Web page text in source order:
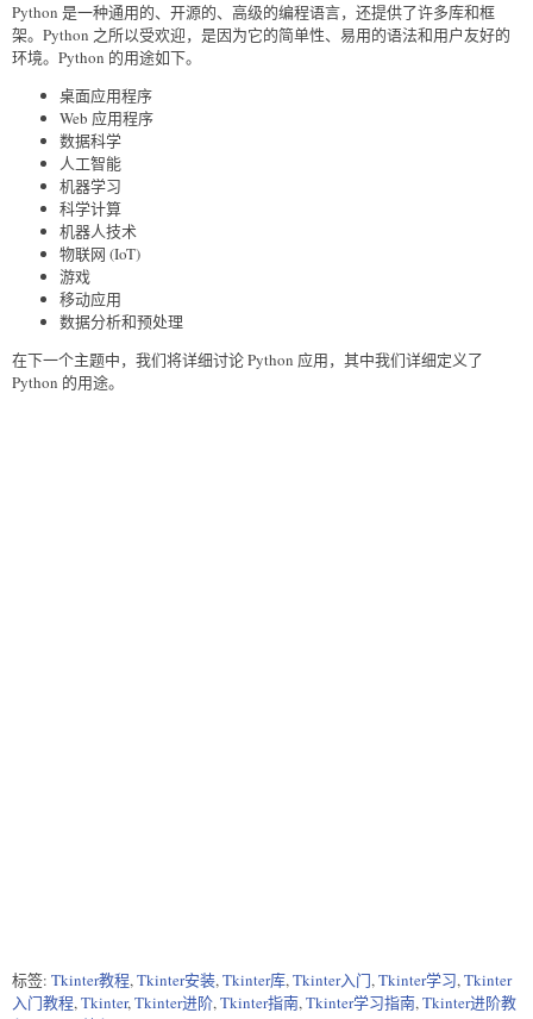
Python 是一种通用的、开源的、高级的编程语言，还提供了许多库和框
架。Python 之所以受欢迎，是因为它的简单性、易用的语法和用户友好的
环境。Python 的用途如下。
桌面应用程序
Web 应用程序
数据科学
人工智能
机器学习
科学计算
机器人技术
物联网 (IoT)
游戏
移动应用
数据分析和预处理
在下一个主题中，我们将详细讨论 Python 应用，其中我们详细定义了
Python 的用途。
标签: Tkinter教程,Tkinter安装,Tkinter库,Tkinter入门,Tkinter学习,Tkinter
入门教程,Tkinter,Tkinter进阶,Tkinter指南,Tkinter学习指南,Tkinter进阶教